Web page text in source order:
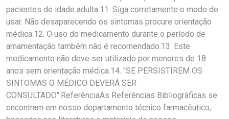
pacientes de idade adulta.11. Siga corretamente o modo de
usar. Não desaparecendo os sintomas procure orientação
médica.12. O uso do medicamento durante o período de
amamentação também não é recomendado.13. Este
medicamento não deve ser utilizado por menores de 18
anos sem orientação médica.14. "SE PERSISTIREM OS
SINTOMAS O MÉDICO DEVERÁ SER
CONSULTADO".ReferênciaAs Referências Bibliográficas se
encontram em nosso departamento técnico farmacêutico,